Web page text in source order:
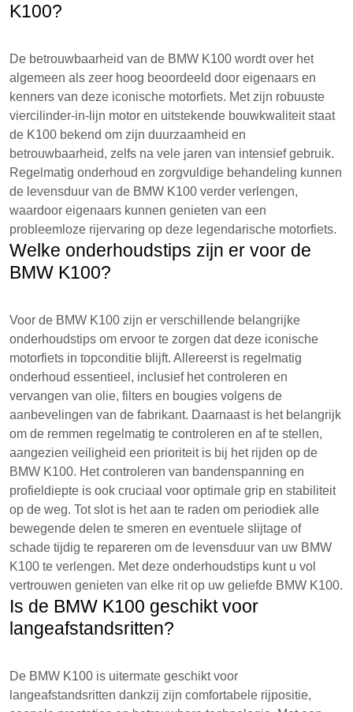
K100?
De betrouwbaarheid van de BMW K100 wordt over het
algemeen als zeer hoog beoordeeld door eigenaars en
kenners van deze iconische motorfiets. Met zijn robuuste
viercilinder-in-lijn motor en uitstekende bouwkwaliteit staat
de K100 bekend om zijn duurzaamheid en
betrouwbaarheid, zelfs na vele jaren van intensief gebruik.
Regelmatig onderhoud en zorgvuldige behandeling kunnen
de levensduur van de BMW K100 verder verlengen,
waardoor eigenaars kunnen genieten van een
probleemloze rijervaring op deze legendarische motorfiets.
Welke onderhoudstips zijn er voor de
BMW K100?
Voor de BMW K100 zijn er verschillende belangrijke
onderhoudstips om ervoor te zorgen dat deze iconische
motorfiets in topconditie blijft. Allereerst is regelmatig
onderhoud essentieel, inclusief het controleren en
vervangen van olie, filters en bougies volgens de
aanbevelingen van de fabrikant. Daarnaast is het belangrijk
om de remmen regelmatig te controleren en af te stellen,
aangezien veiligheid een prioriteit is bij het rijden op de
BMW K100. Het controleren van bandenspanning en
profieldiepte is ook cruciaal voor optimale grip en stabiliteit
op de weg. Tot slot is het aan te raden om periodiek alle
bewegende delen te smeren en eventuele slijtage of
schade tijdig te repareren om de levensduur van uw BMW
K100 te verlengen. Met deze onderhoudstips kunt u vol
vertrouwen genieten van elke rit op uw geliefde BMW K100.
Is de BMW K100 geschikt voor
langeafstandsritten?
De BMW K100 is uitermate geschikt voor
langeafstandsritten dankzij zijn comfortabele rijpositie,